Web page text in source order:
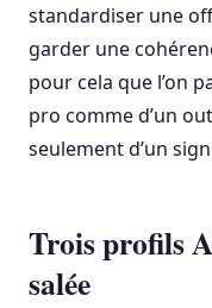
standardiser une
garder une
pour cela que l’on
pro comme d’un
seulement d’un
Trois profils
salée